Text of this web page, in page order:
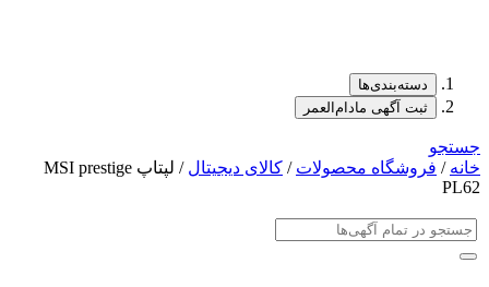
دسته‌بندی‌ها
ثبت آگهی مادام‌العمر
جستجو
خانه / فروشگاه محصولات / کالای دیجیتال
/ لپتاپ MSI prestige
PL62